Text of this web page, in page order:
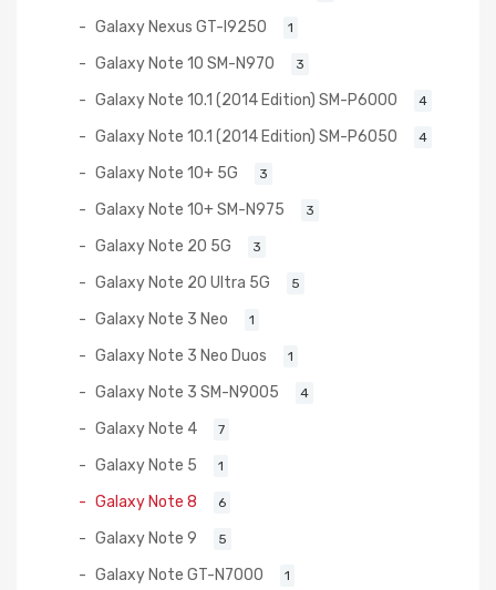
Galaxy Nexus GT-I9250 1
Galaxy Note 10 SM-N970 3
Galaxy Note 10.1 (2014 Edition) SM-P6000 4
Galaxy Note 10.1 (2014 Edition) SM-P6050 4
Galaxy Note 10+ 5G 3
Galaxy Note 10+ SM-N975 3
Galaxy Note 20 5G 3
Galaxy Note 20 Ultra 5G 5
Galaxy Note 3 Neo 1
Galaxy Note 3 Neo Duos 1
Galaxy Note 3 SM-N9005 4
Galaxy Note 4 7
Galaxy Note 5 1
Galaxy Note 8 6
Galaxy Note 9 5
Galaxy Note GT-N7000 1